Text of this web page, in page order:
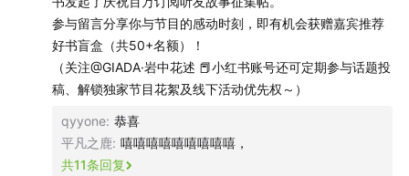
– 本节目由GIADA出品，JustPod制作发行 –
【本期嘉宾】
陈冲，演员、导演、作家
陈鲁豫，媒体人、主持人
参与留言分享你与节目的感动时刻，即有机会获赠嘉宾推荐
好书盲盒（共50+名额）！
（关注@GIADA·岩中花述 📕小红书账号还可定期参与话题投
稿、解锁独家节目花絮及线下活动优先权～）
qyyone: 恭喜
平凡之鹿: 嘻嘻嘻嘻嘻嘻嘻嘻嘻，
共11条回复